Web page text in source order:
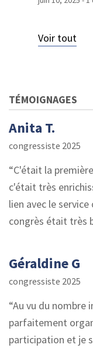
Voir tout
TÉMOIGNAGES
Anita T.
congressiste 2025
C'était la
c'était très
lien avec le
congrès était très
Géraldine G
congressiste 2025
Au vu du nombre
parfaitement
participation et je